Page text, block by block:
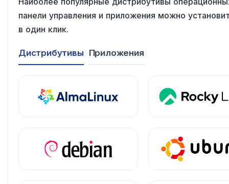
панели управления и приложения можно
в один клик.
Дистрибутивы Приложения